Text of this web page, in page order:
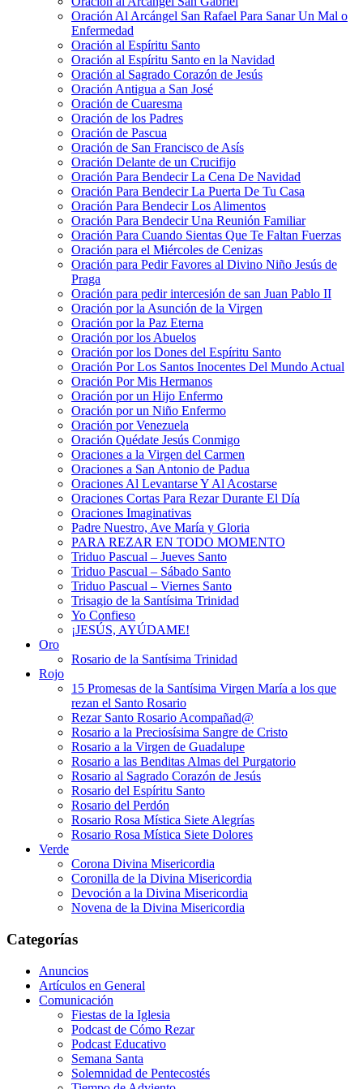
Oración Al Arcángel San Rafael Para Sanar Un Mal o
Enfermedad
Oración al Espíritu Santo
Oración al Espíritu Santo en la Navidad
Oración al Sagrado Corazón de Jesús
Oración Antigua a San José
Oración de Cuaresma
Oración de los Padres
Oración de Pascua
Oración de San Francisco de Asís
Oración Delante de un Crucifijo
Oración Para Bendecir La Cena De Navidad
Oración Para Bendecir La Puerta De Tu Casa
Oración Para Bendecir Los Alimentos
Oración Para Bendecir Una Reunión Familiar
Oración Para Cuando Sientas Que Te Faltan Fuerzas
Oración para el Miércoles de Cenizas
Oración para Pedir Favores al Divino Niño Jesús de
Praga
Oración para pedir intercesión de san Juan Pablo II
Oración por la Asunción de la Virgen
Oración por la Paz Eterna
Oración por los Abuelos
Oración por los Dones del Espíritu Santo
Oración Por Los Santos Inocentes Del Mundo Actual
Oración Por Mis Hermanos
Oración por un Hijo Enfermo
Oración por un Niño Enfermo
Oración por Venezuela
Oración Quédate Jesús Conmigo
Oraciones a la Virgen del Carmen
Oraciones a San Antonio de Padua
Oraciones Al Levantarse Y Al Acostarse
Oraciones Cortas Para Rezar Durante El Día
Oraciones Imaginativas
Padre Nuestro, Ave María y Gloria
PARA REZAR EN TODO MOMENTO
Triduo Pascual – Jueves Santo
Triduo Pascual – Sábado Santo
Triduo Pascual – Viernes Santo
Trisagio de la Santísima Trinidad
Yo Confieso
¡JESÚS, AYÚDAME!
Oro
Rosario de la Santísima Trinidad
Rojo
15 Promesas de la Santísima Virgen María a los que
rezan el Santo Rosario
Rezar Santo Rosario Acompañad@
Rosario a la Preciosísima Sangre de Cristo
Rosario a la Virgen de Guadalupe
Rosario a las Benditas Almas del Purgatorio
Rosario al Sagrado Corazón de Jesús
Rosario del Espíritu Santo
Rosario del Perdón
Rosario Rosa Mística Siete Alegrías
Rosario Rosa Mística Siete Dolores
Verde
Corona Divina Misericordia
Coronilla de la Divina Misericordia
Devoción a la Divina Misericordia
Novena de la Divina Misericordia
Categorías
Anuncios
Artículos en General
Comunicación
Fiestas de la Iglesia
Podcast de Cómo Rezar
Podcast Educativo
Semana Santa
Solemnidad de Pentecostés